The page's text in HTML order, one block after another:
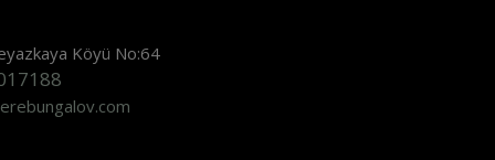
Köyü No:64